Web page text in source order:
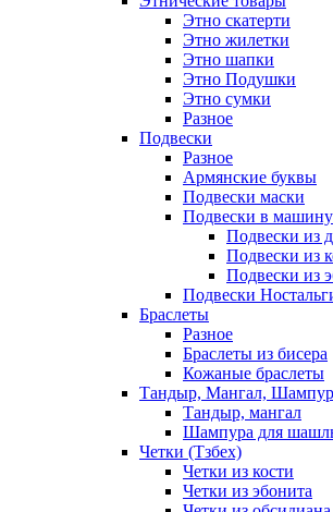
Этно скатерти
Этно жилетки
Этно шапки
Этно Подушки
Этно сумки
Разное
Подвески
Разное
Армянские буквы
Подвески маски
Подвески в машину
Подвески из
Подвески из
Подвески из
Подвески
Браслеты
Разное
Браслеты из бисера
Кожаные браслеты
Тандыр, Мангал,
Тандыр, мангал
Шампура для
Четки (Тзбех)
Четки из кости
Четки из эбонита